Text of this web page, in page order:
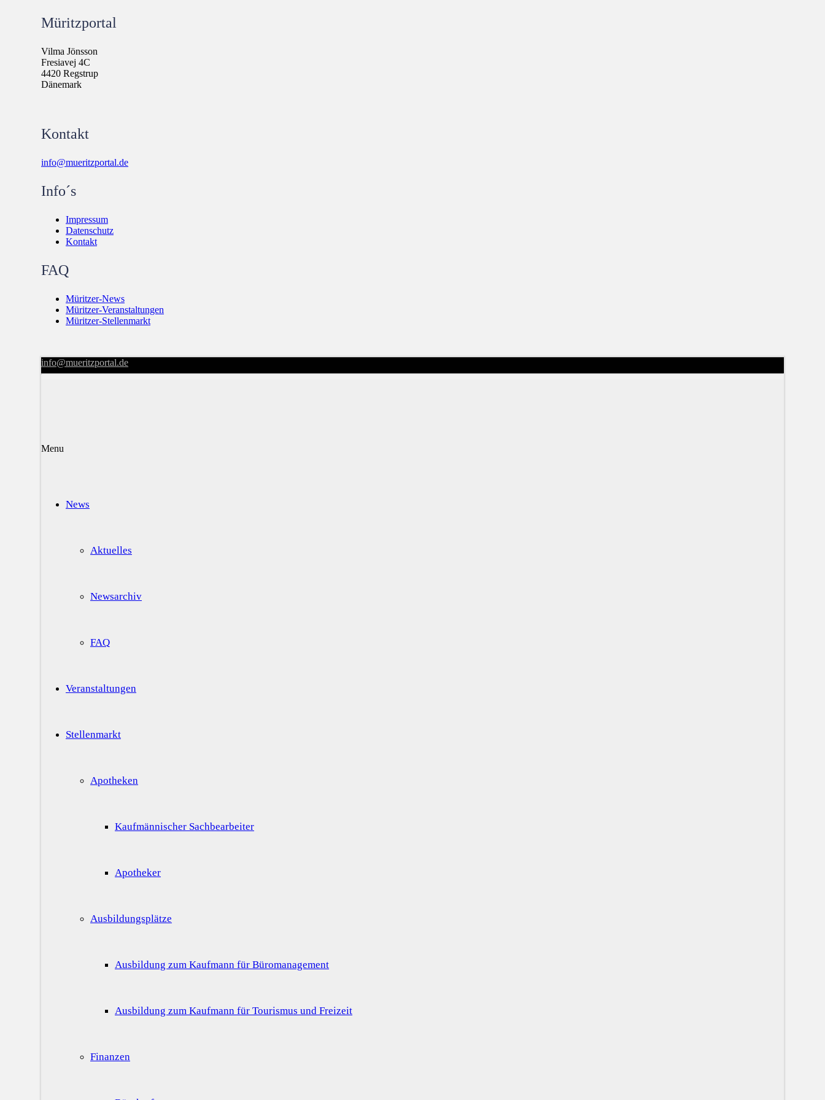
Müritzportal
Vilma Jönsson
Fresiavej 4C
4420 Regstrup
Dänemark
Kontakt
info@mueritzportal.de
Info´s
Impressum
Datenschutz
Kontakt
FAQ
Müritzer-News
Müritzer-Veranstaltungen
Müritzer-Stellenmarkt
info@mueritzportal.de
Menu
News
Aktuelles
Newsarchiv
FAQ
Veranstaltungen
Stellenmarkt
Apotheken
Kaufmännischer Sachbearbeiter
Apotheker
Ausbildungsplätze
Ausbildung zum Kaufmann für Büromanagement
Ausbildung zum Kaufmann für Tourismus und Freizeit
Finanzen